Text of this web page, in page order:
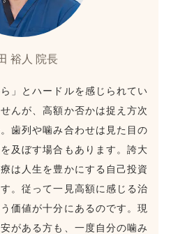
裕人 院長
」とハードルを感じられてい
んが、高額か否かは捉え方次
歯列や噛み合わせは見た目の
及ぼす場合もあります。誇大
は人生を豊かにする自己投資
。従って一見高額に感じる治
価値が十分にあるのです。現
がある方も、一度自分の噛み